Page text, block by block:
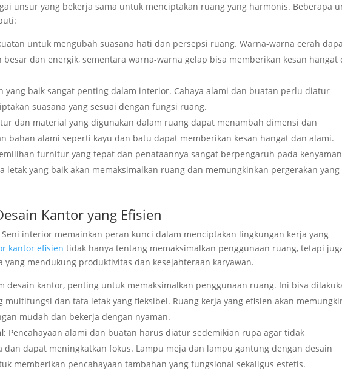
unsur yang bekerja sama untuk menciptakan ruang yang harmonis. Beberapa
untuk mengubah suasana hati dan persepsi ruang. Warna-warna cerah
dan energik, sementara warna-warna gelap bisa memberikan kesan hangat
yang baik sangat penting dalam interior. Cahaya alami dan buatan perlu diatur
suasana yang sesuai dengan fungsi ruang.
dan material yang digunakan dalam ruang dapat menambah dimensi dan
bahan alami seperti kayu dan batu dapat memberikan kesan hangat dan alami.
furnitur yang tepat dan penataannya sangat berpengaruh pada
letak yang baik akan memaksimalkan ruang dan memungkinkan pergerakan yang
Kantor yang Efisien
interior memainkan peran kunci dalam menciptakan lingkungan kerja yang
kantor efisien tidak hanya tentang memaksimalkan penggunaan ruang, tetapi
yang mendukung produktivitas dan kesejahteraan karyawan.
desain kantor, penting untuk memaksimalkan penggunaan ruang. Ini bisa
dan tata letak yang fleksibel. Ruang kerja yang efisien akan
mudah dan bekerja dengan nyaman.
: Pencahayaan alami dan buatan harus diatur sedemikian rupa agar tidak
dan dapat meningkatkan fokus. Lampu meja dan lampu gantung dengan desain
memberikan pencahayaan tambahan yang fungsional sekaligus estetis.